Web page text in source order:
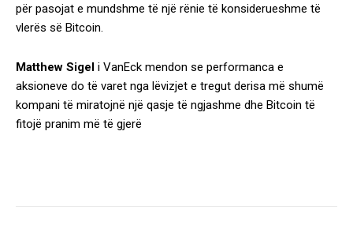
për pasojat e mundshme të një rënie të konsiderueshme të
vlerës së Bitcoin.
Matthew Sigel i VanEck mendon se performanca e
aksioneve do të varet nga lëvizjet e tregut derisa më shumë
kompani të miratojnë një qasje të ngjashme dhe Bitcoin të
fitojë pranim më të gjerë